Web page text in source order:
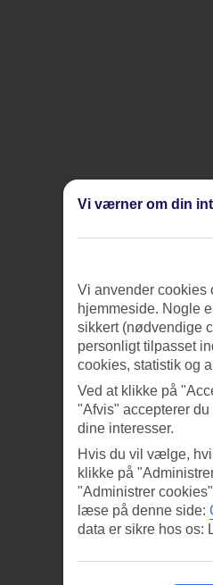
Vi værner om din
Vi anvender cookies
hjemmeside. Nogle
sikkert (nødvendige
personligt tilpasset
cookies, statistik og
Ved at klikke på
"Afvis" accepterer
dine interesser.
Hvis du vil vælge,
klikke på
"Administrer
læse på denne side:
data er sikre hos os: